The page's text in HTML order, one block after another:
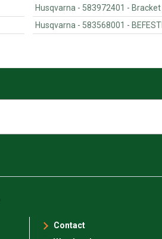
Husqvarna - 583972401 - Bracket
Husqvarna -
Contact